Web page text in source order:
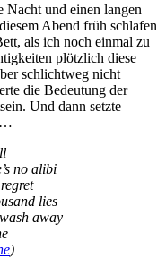
Nacht und einen langen
Abend früh schlafen
als ich noch einmal zu
plötzlich diese
schlichtweg nicht
die Bedeutung der
Und dann setzte
…
no alibi
lies
away
)